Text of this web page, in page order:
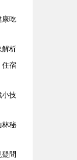
康吃
解析
住宿
小技
林秘
疑問